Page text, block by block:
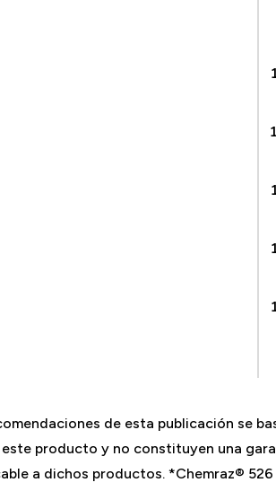
de esta publicación se
producto y no constituyen una
a dichos productos. *Chemraz®